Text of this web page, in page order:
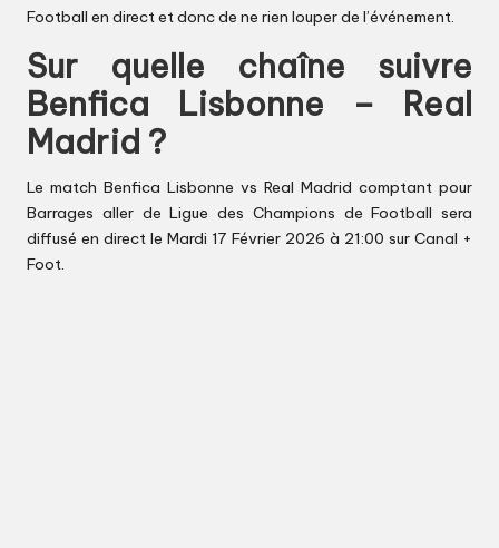
Football en direct et donc de ne rien louper de l’événement.
Sur quelle chaîne suivre
Benfica Lisbonne – Real
Madrid ?
Le match Benfica Lisbonne vs Real Madrid comptant pour
Barrages aller de Ligue des Champions de Football sera
diffusé en direct le Mardi 17 Février 2026 à 21:00 sur Canal +
Foot.